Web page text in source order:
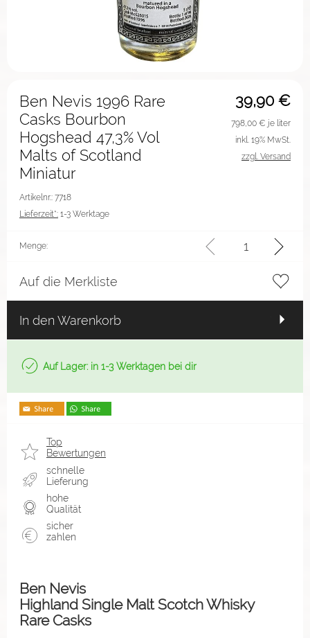
39,90 €
Ben Nevis 1996 Rare
Casks Bourbon
Hogshead 47,3% Vol
Malts of Scotland
Miniatur
Artikelnr.: 7718
Lieferzeit*: 1-3 Werktage
798,00 € je liter
inkl. 19% MwSt.
zzgl. Versand
Menge:
Auf die Merkliste
In den Warenkorb
Auf Lager: in 1-3 Werktagen bei dir
Top
Bewertungen
schnelle
Lieferung
hohe
Qualität
sicher
zahlen
Ben Nevis
Highland Single Malt Scotch Whisky
Rare Casks